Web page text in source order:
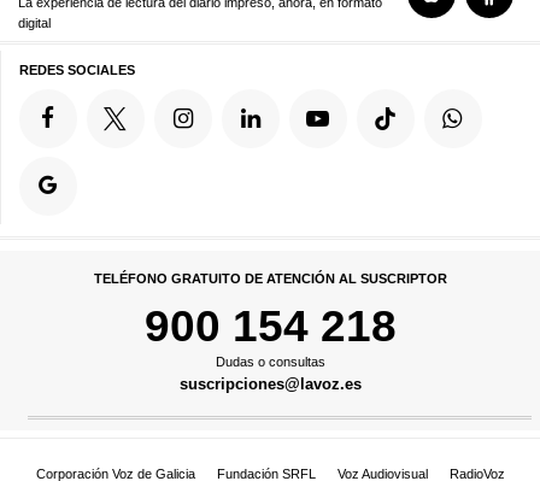
digital
REDES SOCIALES
TELÉFONO GRATUITO DE ATENCIÓN AL SUSCRIPTOR
900 154 218
Dudas o consultas
suscripciones@lavoz.es
Corporación Voz de Galicia Fundación SRFL Voz Audiovisual RadioVoz